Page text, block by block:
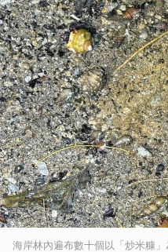
海岸林內遍布數十個以「炒米糠